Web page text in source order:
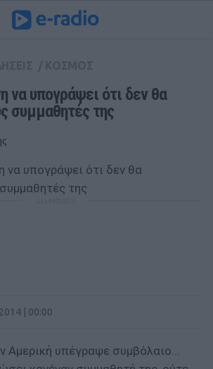
να υπογράψει ότι δεν θα
συμμαθητές της
| 00:00
Αμερική υπέγραψε συμβόλαιο...